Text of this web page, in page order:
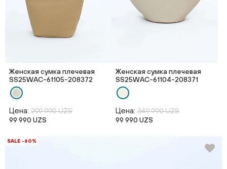
Женская сумка плечевая
SS25WAС-61105-208372
Цена: 299 990 UZS
99 990 UZS
Женская сумка плечевая
SS25WAС-61104-208371
Цена: 349 990 UZS
99 990 UZS
SALE -60%